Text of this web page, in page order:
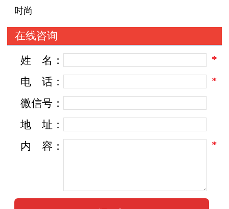
获得广大国内外客户的青睐和好评。竭诚欢迎广
海内外新老客户光临指导，洽谈业务。
时尚
在线咨询
姓
名：
*
电
话：
*
微信号：
地
址：
内
容： *